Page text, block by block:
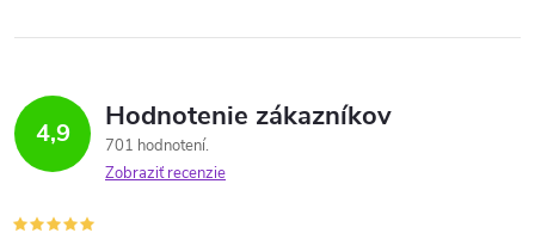
4,9 Hodnotenie zákazníkov
701 hodnotení
Zobraziť recenzie